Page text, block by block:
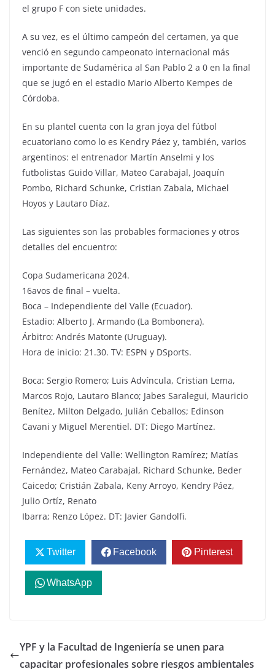
el grupo F con siete unidades.
A su vez, es el último campeón del certamen, ya que
venció en segundo campeonato internacional más
importante de Sudamérica al San Pablo 2 a 0 en la final
que se jugó en el estadio Mario Alberto Kempes de
Córdoba.
En su plantel cuenta con la gran joya del fútbol
ecuatoriano como lo es Kendry Páez y, también, varios
argentinos: el entrenador Martín Anselmi y los
futbolistas Guido Villar, Mateo Carabajal, Joaquín
Pombo, Richard Schunke, Cristian Zabala, Michael
Hoyos y Lautaro Díaz.
Las siguientes son las probables formaciones y otros
detalles del encuentro:
Copa Sudamericana 2024.
16avos de final – vuelta.
Boca – Independiente del Valle (Ecuador).
Estadio: Alberto J. Armando (La Bombonera).
Árbitro: Andrés Matonte (Uruguay).
Hora de inicio: 21.30. TV: ESPN y DSports.
Boca: Sergio Romero; Luis Advíncula, Cristian Lema,
Marcos Rojo, Lautaro Blanco; Jabes Saralegui, Mauricio
Benítez, Milton Delgado, Julián Ceballos; Edinson
Cavani y Miguel Merentiel. DT: Diego Martínez.
Independiente del Valle: Wellington Ramírez; Matías
Fernández, Mateo Carabajal, Richard Schunke, Beder
Caicedo; Cristián Zabala, Keny Arroyo, Kendry Páez,
Julio Ortíz, Renato
Ibarra; Renzo López. DT: Javier Gandolfi.
Twitter Facebook Pinterest
WhatsApp
YPF y la Facultad de Ingeniería se unen para
capacitar profesionales sobre riesgos ambientales